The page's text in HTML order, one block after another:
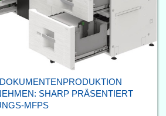
SHARP PRÄSENTIERT
MFPS